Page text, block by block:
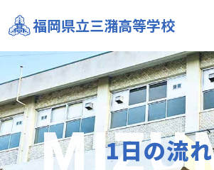
福岡県立三潴高等学校
1日の流れ